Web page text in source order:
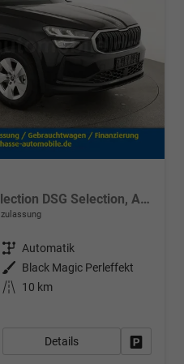
1.5 TSI mHEV 110 kW Selection DSG Selection, AHK, Navi, Side, Kamera, Winter, 4 J.- Garantie
Getriebe Automatik
Außenfarbe
Black Magic Perleffekt
Kilometerstand
10 km
Details